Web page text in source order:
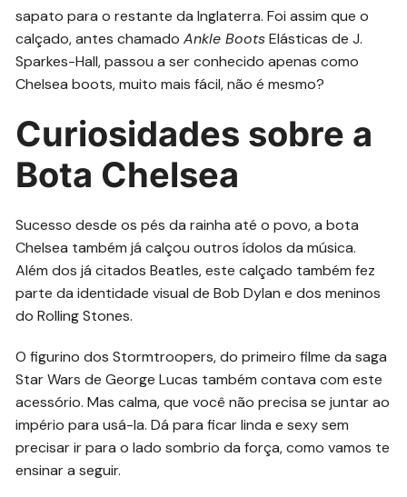
sapato para o restante da Inglaterra. Foi assim que o
calçado, antes chamadoAnkle BootsElásticas de J.
Sparkes-Hall, passou a ser conhecido apenas como
Chelsea boots, muito mais fácil, não é mesmo?
Curiosidades sobre a
Bota Chelsea
Sucesso desde os pés da rainha até o povo, a bota
Chelsea também já calçou outros ídolos da música.
Além dos já citados Beatles, este calçado também fez
parte da identidade visual de Bob Dylan e dos meninos
do Rolling Stones.
O figurino dos Stormtroopers, do primeiro filme da saga
Star Wars de George Lucas também contava com este
acessório. Mas calma, que você não precisa se juntar ao
império para usá-la. Dá para ficar linda e sexy sem
precisar ir para o lado sombrio da força, como vamos te
ensinar a seguir.